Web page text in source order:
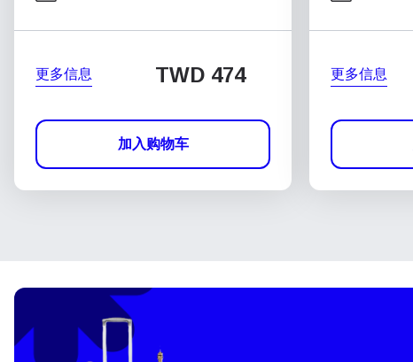
更多信息 TWD 474
加入购物车
更多信息